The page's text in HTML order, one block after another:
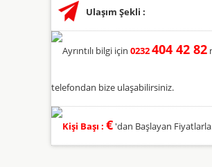
Ulaşım Şekli :
Ayrıntılı bilgi için 0232404 42 82
telefondan bize ulaşabilirsiniz.
Kişi Başı : €'dan Başlayan